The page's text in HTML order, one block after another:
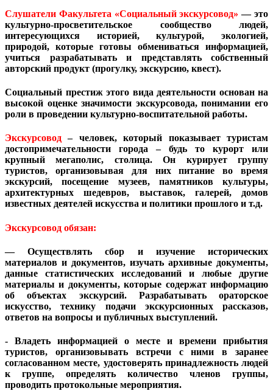
Слушатели Факультета «Социальный экскурсовод» — это
культурно-просветительское сообщество людей,
интересующихся историей, культурой, экологией,
природой, которые готовы обмениваться информацией,
учиться разрабатывать и представлять собственный
авторский продукт (прогулку, экскурсию, квест).
Социальный престиж этого вида деятельности основан на
высокой оценке значимости экскурсовода, понимании его
роли в проведении культурно-воспитательной работы.
Экскурсовод – человек, который показывает туристам
достопримечательности города – будь то курорт или
крупный мегаполис, столица. Он курирует группу
туристов, организовывая для них питание во время
экскурсий, посещение музеев, памятников культуры,
архитектурных шедевров, выставок, галерей, домов
известных деятелей искусства и политики прошлого и т.д.
Экскурсовод обязан:
— Осуществлять сбор и изучение исторических
материалов и документов, изучать архивные документы,
данные статистических исследований и любые другие
материалы и документы, которые содержат информацию
об объектах экскурсий. Разрабатывать ораторское
искусство, технику подачи экскурсионных рассказов,
ответов на вопросы и публичных выступлений.
- Владеть информацией о месте и времени прибытия
туристов, организовывать встречи с ними в заранее
согласованном месте, удостоверять принадлежность людей
к группе, определять количество членов группы,
проводить протокольные мероприятия.